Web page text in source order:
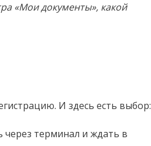
«Мои документы», какой
И здесь есть выбор:
через терминал и ждать в